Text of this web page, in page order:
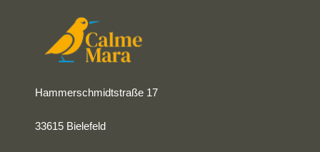
Hammerschmidtstraße 17
33615 Bielefeld